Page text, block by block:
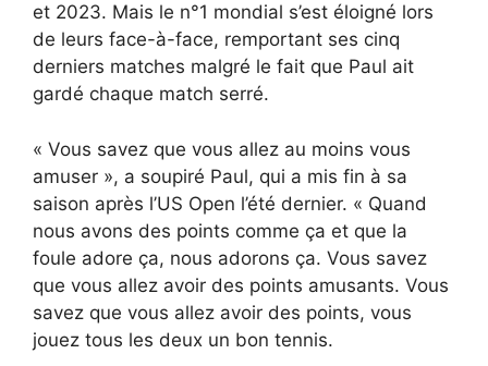
et 2023. Mais le n°1 mondial s’est éloigné lors
de leurs face-à-face, remportant ses cinq
derniers matches malgré le fait que Paul ait
gardé chaque match serré.
« Vous savez que vous allez au moins vous
amuser », a soupiré Paul, qui a mis fin à sa
saison après l’US Open l’été dernier. « Quand
nous avons des points comme ça et que la
foule adore ça, nous adorons ça. Vous savez
que vous allez avoir des points amusants. Vous
savez que vous allez avoir des points, vous
jouez tous les deux un bon tennis.